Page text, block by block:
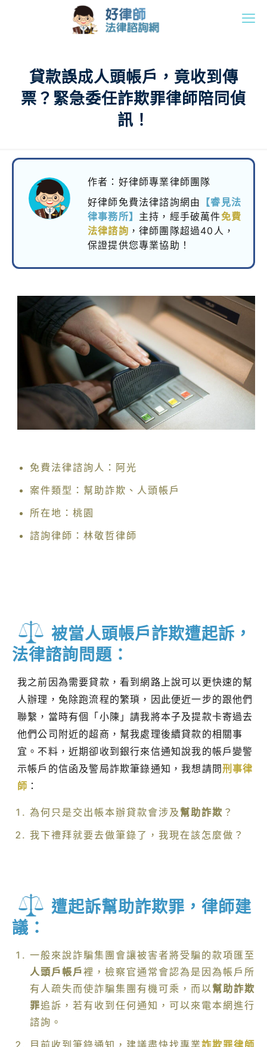
貸款誤成人頭帳戶，竟收到傳
票？緊急委任詐欺罪律師陪同偵
訊！
作者：好律師專業律師團隊
好律師免費法律諮詢網由
【睿見法
律事務所】 主持， 經手破萬件免費
法律諮詢 ，律師團隊超過40人，
保證提供您專業協助！
免費法律諮詢人：阿光
案件類型：幫助詐欺、人頭帳戶
所在地：桃園
諮詢律師：林敬哲律師
被當人頭帳戶詐欺遭起訴，
法律諮詢問題：
我之前因為需要貸款，看到網路上說可以更快速的幫
人辦理，免除跑流程的繁瑣，因此便近一步的跟他們
聯繫，當時有個「小陳」請我將本子及提款卡寄過去
他們公司附近的超商，幫我處理後續貸款的相關事
宜。不料，近期卻收到銀行來信通知說我的帳戶變警
示帳戶的信函及警局詐欺筆錄通知，我想請問刑事律
師 ：
為何只是交出帳本辦貸款會涉及 幫助詐欺 ？
我下禮拜就要去做筆錄了，我現在該怎麼做？
遭起訴幫助詐欺罪，律師建
議：
一般來說詐騙集團會讓被害者將受騙的款項匯至
人頭戶帳戶裡，檢察官通常會認為是因為帳戶所
有人疏失而使詐騙集團有機可乘，而以幫助詐欺
罪追訴，若有收到任何通知，可以來電本網進行
諮詢。